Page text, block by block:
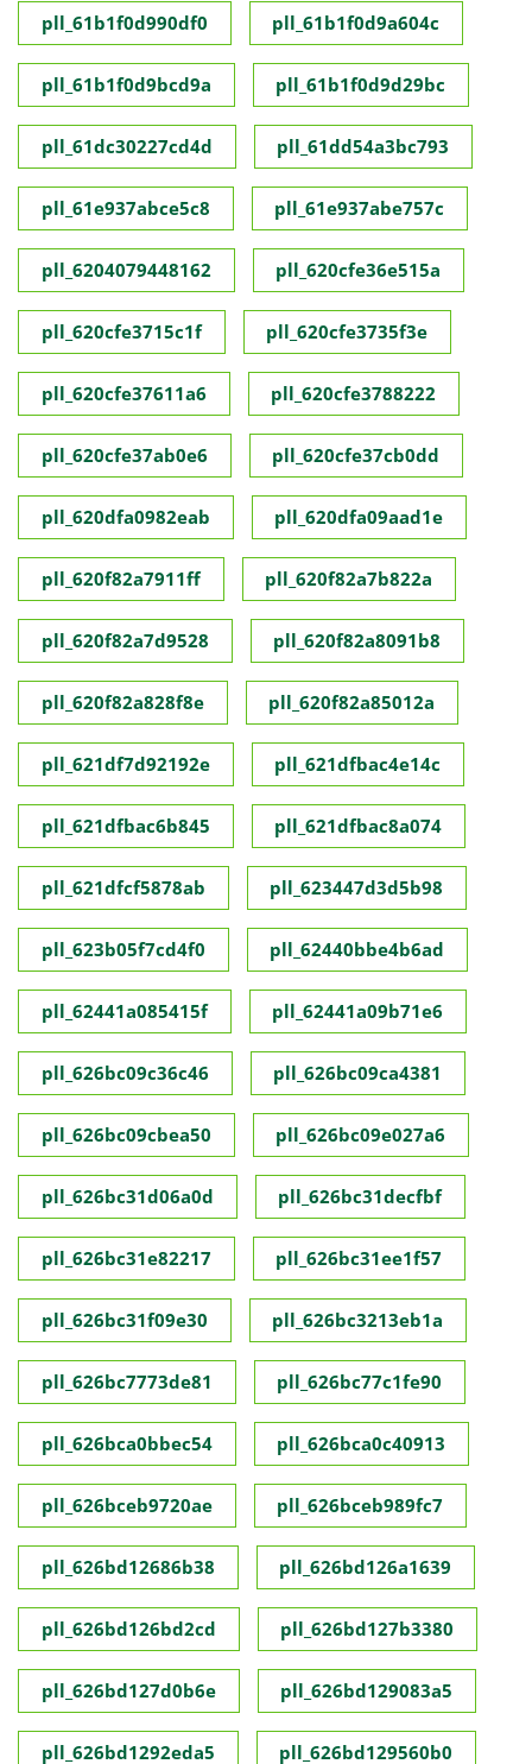
pll_61b1f0d990df0 pll_61b1f0d9a604c
pll_61b1f0d9bcd9a pll_61b1f0d9d29bc
pll_61dc30227cd4d pll_61dd54a3bc793
pll_61e937abce5c8 pll_61e937abe757c
pll_6204079448162 pll_620cfe36e515a
pll_620cfe3715c1f pll_620cfe3735f3e
pll_620cfe37611a6 pll_620cfe3788222
pll_620cfe37ab0e6 pll_620cfe37cb0dd
pll_620dfa0982eab pll_620dfa09aad1e
pll_620f82a7911ff pll_620f82a7b822a
pll_620f82a7d9528 pll_620f82a8091b8
pll_620f82a828f8e pll_620f82a85012a
pll_621df7d92192e pll_621dfbac4e14c
pll_621dfbac6b845 pll_621dfbac8a074
pll_621dfcf5878ab pll_623447d3d5b98
pll_623b05f7cd4f0 pll_62440bbe4b6ad
pll_62441a085415f pll_62441a09b71e6
pll_626bc09c36c46 pll_626bc09ca4381
pll_626bc09cbea50 pll_626bc09e027a6
pll_626bc31d06a0d pll_626bc31decfbf
pll_626bc31e82217 pll_626bc31ee1f57
pll_626bc31f09e30 pll_626bc3213eb1a
pll_626bc7773de81 pll_626bc77c1fe90
pll_626bca0bbec54 pll_626bca0c40913
pll_626bceb9720ae pll_626bceb989fc7
pll_626bd12686b38 pll_626bd126a1639
pll_626bd126bd2cd pll_626bd127b3380
pll_626bd127d0b6e pll_626bd129083a5
pll_626bd1292eda5 pll_626bd129560b0